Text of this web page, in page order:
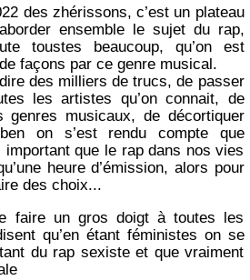
des zhérissons, c’est un plateau
ensemble le sujet du rap,
toustes beaucoup, qu’on est
façons par ce genre musical.
des milliers de trucs, de passer
les artistes qu’on connait, de
genres musicaux, de décortiquer
on s’est rendu compte que
important que le rap dans nos vies
heure d’émission, alors pour
des choix...
faire un gros doigt à toutes les
qu’en étant féministes on se
du rap sexiste et que vraiment